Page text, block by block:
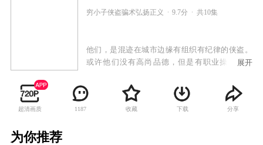
穷小子侠盗骗术弘扬正义 9.7分 共10集
他们，是混迹在城市边缘有组织有纪律的侠盗。
或许他们没有高尚品德，但是有职业操守。他
划，锁定目标、制定计划、精心布局、诱敌深
入，最后把贪婪好色和为富不仁者收入网中。这
是一面镜子，反映社会的每一个层面。有些东西
展开
超清画质 1187 收藏 下载 分享
为你推荐